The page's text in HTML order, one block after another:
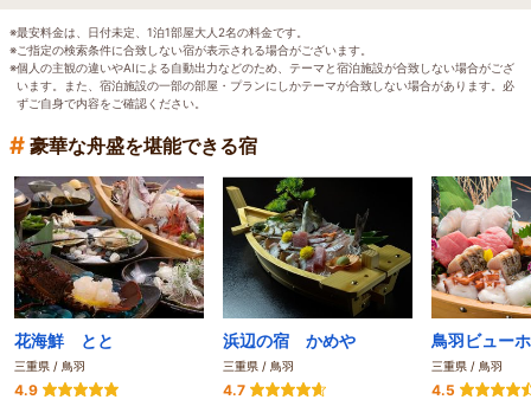
※最安料金は、日付未定、1泊1部屋大人2名の料金です。
※ご指定の検索条件に合致しない宿が表示される場合がございます。
※個人の主観の違いやAIによる自動出力などのため、テーマと宿泊施設が合致しない場合がござ
います。また、宿泊施設の一部の部屋・プランにしかテーマが合致しない場合があります。必
ずご自身で内容をご確認ください。
# 豪華な舟盛を堪能できる宿
花海鮮 とと
三重県 / 鳥羽
4.9
浜辺の宿 かめや
三重県 / 鳥羽
4.7
三重県 / 鳥羽
4.5